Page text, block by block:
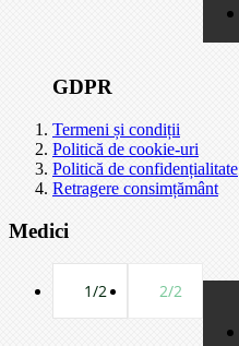
GDPR
Termeni și condiții
Politică de cookie-uri
Politică de confidențialitate
Retragere consimțământ
Medici
1/2 2/2